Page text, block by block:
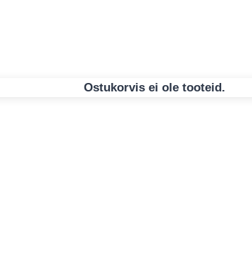
Ostukorvis ei ole tooteid.